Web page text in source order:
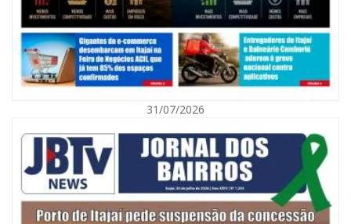
08/08/2026 | 07:00
Agosto Laranja mobiliza Navegantes com ações de prevenção de
deficiências e inclusão social
BALNEÁRIO CAMBORIÚ
31/07/2026